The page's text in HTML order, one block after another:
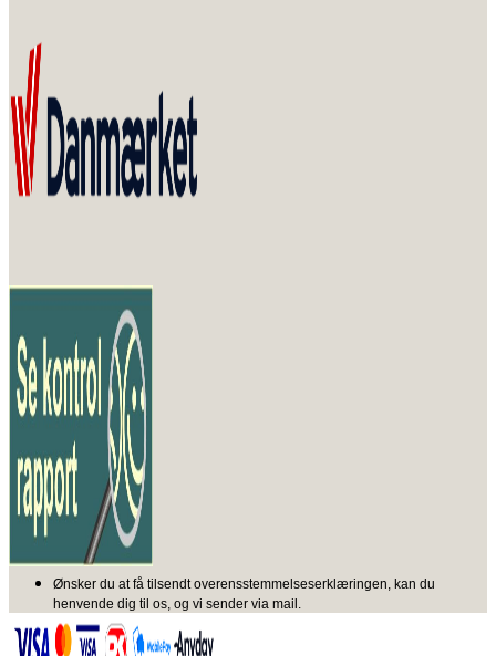
Ønsker du at få tilsendt overensstemmelseserklæringen, kan du
henvende dig til os, og vi sender via mail.